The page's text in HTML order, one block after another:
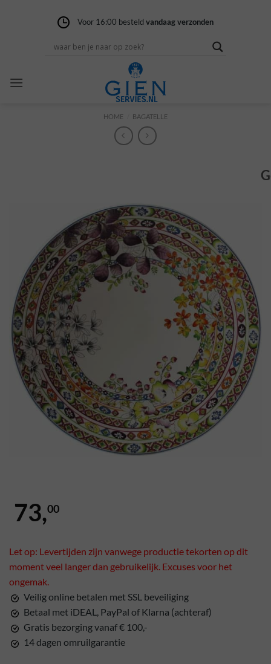
Gratis verzendingvanaf 100,-
Voor 16:00 besteld vandaag verzonden
14 dagen niet goedgeld terug
HOME BAGATELLE
73,00
Let op: Levertijden zijn vanwege productie tekorten op dit
moment veel langer dan gebruikelijk. Excuses voor het
ongemak.
Veilig online betalen met SSL beveiliging
Betaal met iDEAL, PayPal of Klarna (achteraf)
Gratis bezorging vanaf € 100,-
14 dagen omruilgarantie